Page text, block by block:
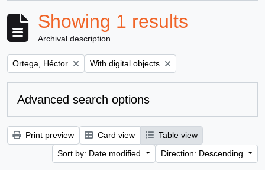
Showing 1 results
Archival description
Remove filter:
Ortega, Héctor Remove filter:
With digital objects
Advanced search options
Print preview Card view
Table view
Sort by: Date modified
Direction: Descending